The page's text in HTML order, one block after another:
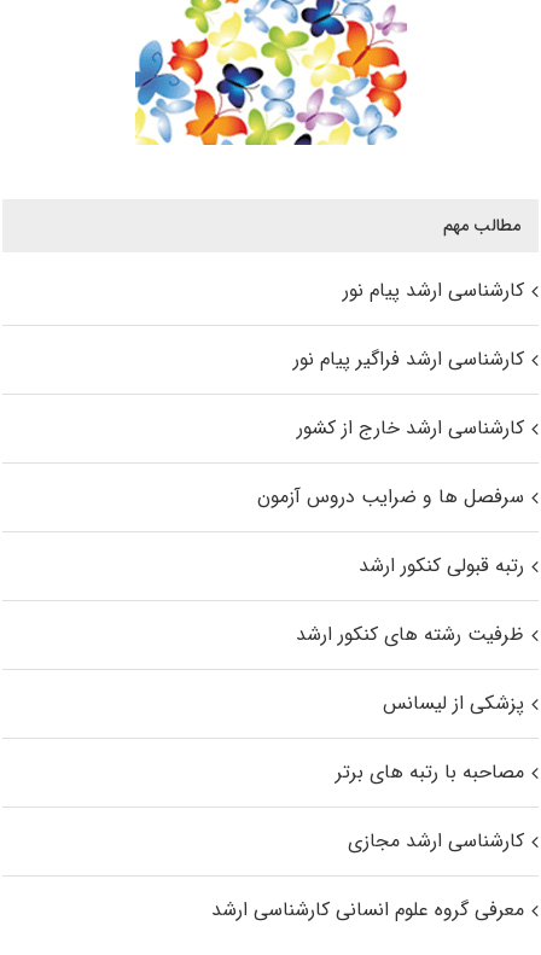
مطالب مهم
کارشناسی ارشد پیام نور
کارشناسی ارشد فراگیر پیام نور
کارشناسی ارشد خارج از کشور
سرفصل ها و ضرایب دروس آزمون
رتبه قبولی کنکور ارشد
ظرفیت رشته های کنکور ارشد
پزشکی از لیسانس
مصاحبه با رتبه های برتر
کارشناسی ارشد مجازی
معرفی گروه علوم انسانی کارشناسی ارشد